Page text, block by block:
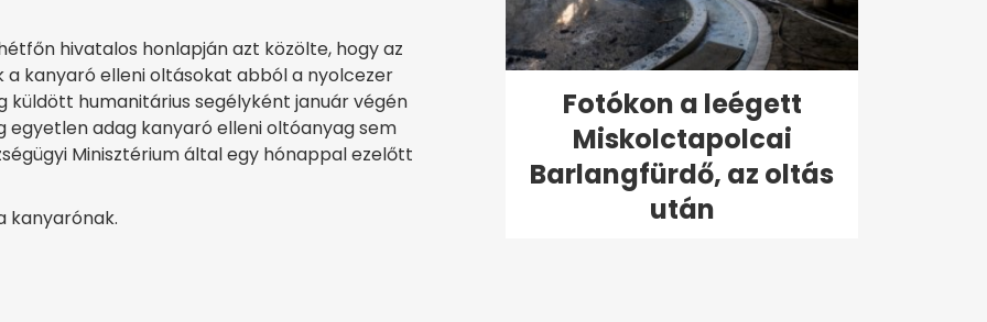
hivatalos honlapján azt közölte, hogy az
kanyaró elleni oltásokat abból a nyolcezer
humanitárius segélyként január végén
egyetlen adag kanyaró elleni oltóanyag sem
Minisztérium által egy hónappal ezelőtt
kanyarónak.
Fotókon a leégett
Miskolctapolcai
Barlangfürdő, az oltás
után